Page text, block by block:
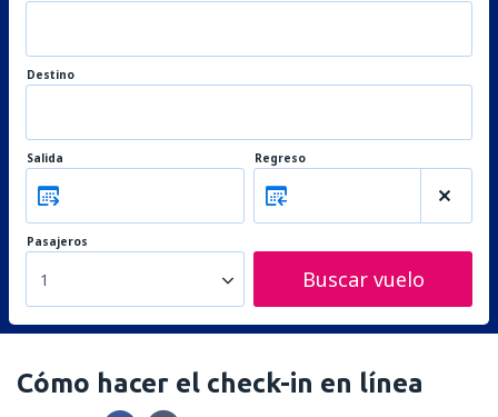
Destino
Salida Regreso
Pasajeros
1 Buscar vuelo
Cómo hacer el check-in en línea